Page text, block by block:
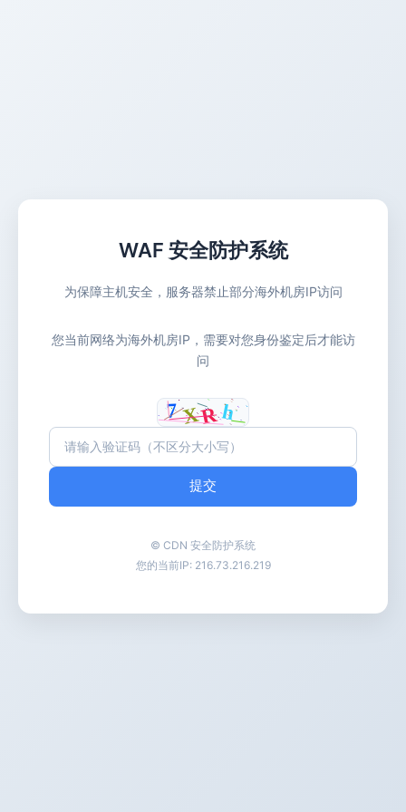
WAF 安全防护系统
为保障主机安全，服务器禁止部分海外机房IP访问
您当前网络为海外机房IP，需要对您身份鉴定后才能访
问
提交
© CDN 安全防护系统
您的当前IP: 216.73.216.219